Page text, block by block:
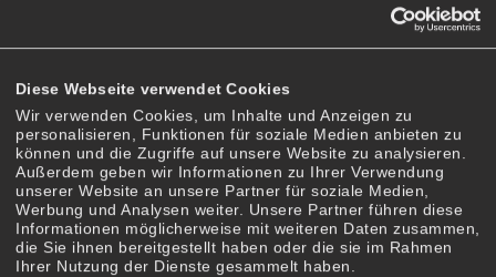
Diese Webseite verwendet Cookies
Wir verwenden Cookies, um Inhalte und Anzeigen zu
personalisieren, Funktionen für soziale Medien anbieten zu
können und die Zugriffe auf unsere Website zu analysieren.
Außerdem geben wir Informationen zu Ihrer Verwendung
unserer Website an unsere Partner für soziale Medien,
Werbung und Analysen weiter. Unsere Partner führen diese
Informationen möglicherweise mit weiteren Daten zusammen,
die Sie ihnen bereitgestellt haben oder die sie im Rahmen
Ihrer Nutzung der Dienste gesammelt haben.
PROGETTI DI
STRATEGIA +
DESIGN